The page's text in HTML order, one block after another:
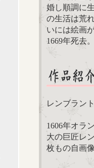
婚し順調に
の生活は荒
いには絵画
1669年死去
レンブラン
1606年オラ
大の巨匠レ
枚もの自画